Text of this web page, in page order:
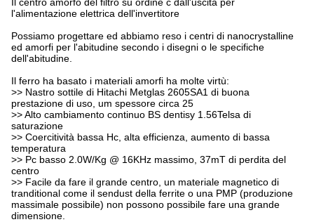
l'alimentazione elettrica dell'invertitore
Possiamo progettare ed abbiamo reso i centri di nanocrystalline
ed amorfi per l'abitudine secondo i disegni o le specifiche
dell'abitudine.
Il ferro ha basato i materiali amorfi ha molte virtù:
>> Nastro sottile di Hitachi Metglas 2605SA1 di buona
prestazione di uso, um spessore circa 25
>> Alto cambiamento continuo BS dentisy 1.56Telsa di
saturazione
>> Coercitività bassa Hc, alta efficienza, aumento di bassa
temperatura
>> Pc basso 2.0W/Kg @ 16KHz massimo, 37mT di perdita del
centro
>> Facile da fare il grande centro, un materiale magnetico di
tranditional come il sendust della ferrite o una PMP (produzione
massimale possibile) non possono possibile fare una grande
dimensione.